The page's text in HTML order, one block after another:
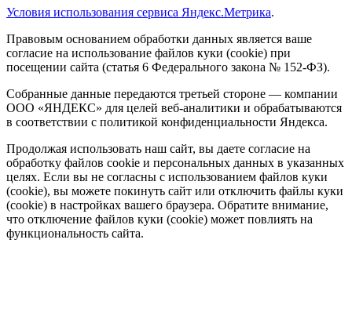
Условия использования сервиса Яндекс.Метрика.
Правовым основанием обработки данных является ваше
согласие на использование файлов куки (cookie) при
посещении сайта (статья 6 Федерального закона № 152-ФЗ).
Собранные данные передаются третьей стороне — компании
ООО «ЯНДЕКС» для целей веб-аналитики и обрабатываются
в соответствии с политикой конфиденциальности Яндекса.
Продолжая использовать наш сайт, вы даете согласие на
обработку файлов cookie и персональных данных в указанных
целях. Если вы не согласны с использованием файлов куки
(cookie), вы можете покинуть сайт или отключить файлы куки
(cookie) в настройках вашего браузера. Обратите внимание,
что отключение файлов куки (cookie) может повлиять на
функциональность сайта.